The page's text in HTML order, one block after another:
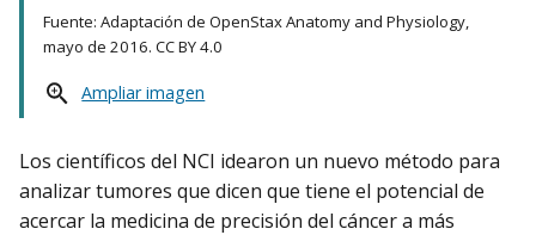
Fuente: Adaptación de OpenStax Anatomy and Physiology,
mayo de 2016. CC BY 4.0
Ampliar imagen
Los científicos del NCI idearon un nuevo método para
analizar tumores que dicen que tiene el potencial de
acercar la medicina de precisión del cáncer a más